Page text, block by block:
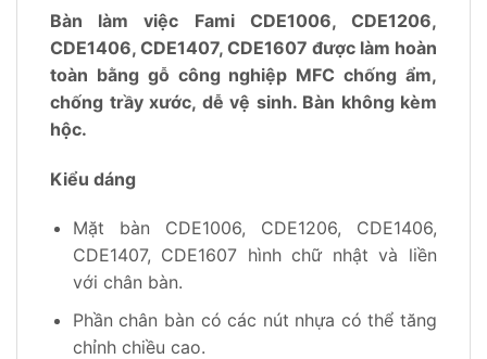
Bàn làm việc Fami CDE1006, CDE1206,
CDE1406, CDE1407, CDE1607 được làm hoàn
toàn bằng gỗ công nghiệp MFC chống ẩm,
chống trầy xước, dễ vệ sinh. Bàn không kèm
hộc.
Kiểu dáng
Mặt bàn CDE1006, CDE1206, CDE1406,
CDE1407, CDE1607 hình chữ nhật và liền
với chân bàn.
Phần chân bàn có các nút nhựa có thể tăng
chỉnh chiều cao.